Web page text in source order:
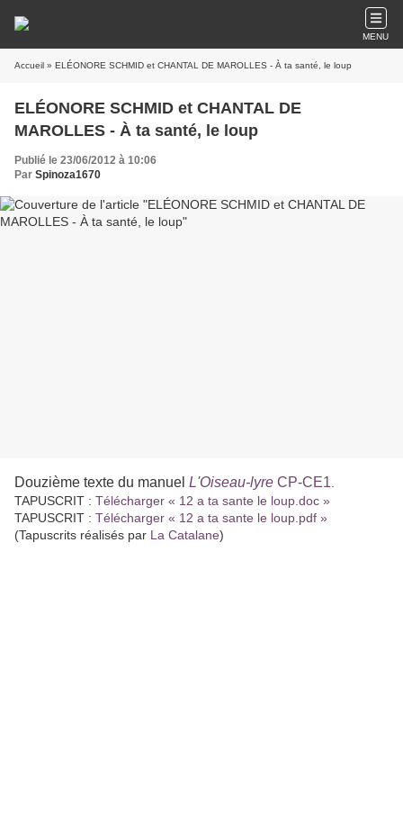
MENU
Accueil » ELÉONORE SCHMID et CHANTAL DE MAROLLES - À ta santé, le loup
ELÉONORE SCHMID et CHANTAL DE
MAROLLES - À ta santé, le loup
Publié le 23/06/2012 à 10:06
Par Spinoza1670
Douzième texte du manuel L'Oiseau-lyre CP-CE1
TAPUSCRIT : Télécharger « 12 a ta sante le loup.doc »
TAPUSCRIT : Télécharger « 12 a ta sante le loup.pdf »
(Tapuscrits réalisés par La Catalane)